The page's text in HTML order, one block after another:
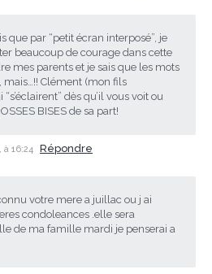
que par “petit écran interposé”, je
beaucoup de courage dans cette
mes parents et je sais que les mots
Clément (mon fils
dès qu’il vous voit ou
BISES de sa part!
16:24 Répondre
votre mere a juillac ou j ai
condoleances .elle sera
de ma famille mardi je penserai a